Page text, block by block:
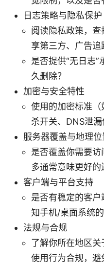
日志策略与隐私保护
阅读隐私政策，
享第三方、广告追
是否提供“无日志
久删除？
加密与安全特性
使用的加密标准
杀开关、DNS泄漏
服务器覆盖与地理位
是否覆盖你需要
多通常意味更好的
客户端与平台支持
是否有稳定的客
知手机/桌面系统的
法规与合规
了解你所在地区
使用行为合规，避